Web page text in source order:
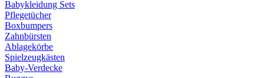
Babykleidung Sets
Pflegetücher
Boxbumpers
Zahnbürsten
Ablagekörbe
Spielzeugkästen
Baby-Verdecke